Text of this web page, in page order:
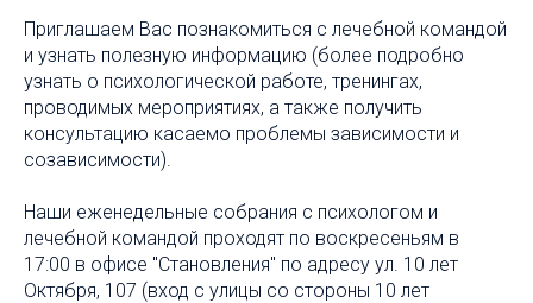
Приглашаем Вас познакомиться с лечебной командой
и узнать полезную информацию (более подробно
узнать о психологической работе, тренингах,
проводимых мероприятиях, а также получить
консультацию касаемо проблемы зависимости и
созависимости).
Наши еженедельные собрания с психологом и
лечебной командой проходят по воскресеньям в
17:00 в офисе "Становления" по адресу ул. 10 лет
Октября, 107 (вход с улицы со стороны 10 лет